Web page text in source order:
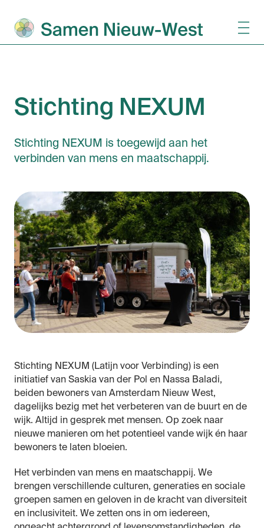
Stichting NEXUM
Stichting NEXUM is toegewijd aan het
verbinden van mens en maatschappij.
Stichting NEXUM (Latijn voor Verbinding) is een
initiatief van Saskia vander Pol en Nassa Baladi,
beiden bewoners vanAmsterdam Nieuw West,
dagelijks bezig met het verbeteren vande buurt en de
wijk. Altijd in gesprek met mensen. Op zoek naar
nieuwe manieren om het potentieel vande wijk én haar
bewoners te laten bloeien.
Het verbinden vanmens en maatschappij. We
brengen verschillende culturen, generaties en sociale
groepen samen en geloven in de kracht vandiversiteit
en inclusiviteit. We zetten ons in om iedereen,